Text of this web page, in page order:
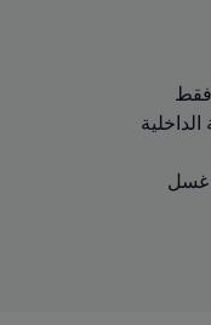
غسل